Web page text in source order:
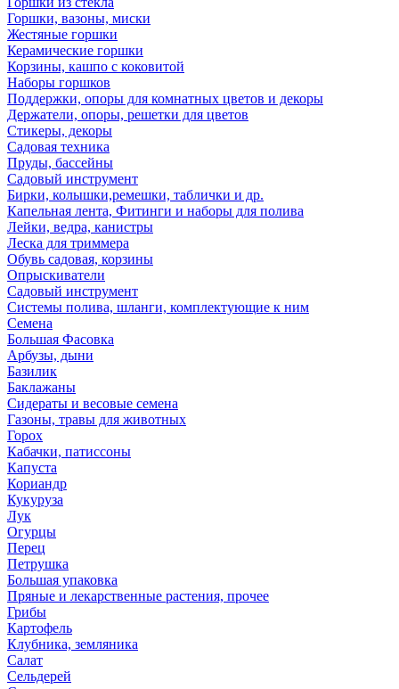
Горшки, вазоны, миски
Жестяные горшки
Керамические горшки
Корзины, кашпо с коковитой
Наборы горшков
Поддержки, опоры для комнатных цветов и декоры
Держатели, опоры, решетки для цветов
Стикеры, декоры
Садовая техника
Пруды, бассейны
Садовый инструмент
Бирки, колышки,ремешки, таблички и др.
Капельная лента, Фитинги и наборы для полива
Лейки, ведра, канистры
Леска для триммера
Обувь садовая, корзины
Опрыскиватели
Садовый инструмент
Системы полива, шланги, комплектующие к ним
Семена
Большая Фасовка
Арбузы, дыни
Базилик
Баклажаны
Сидераты и весовые семена
Газоны, травы для животных
Горох
Кабачки, патиссоны
Капуста
Кориандр
Кукуруза
Лук
Огурцы
Перец
Петрушка
Большая упаковка
Пряные и лекарственные растения, прочее
Грибы
Картофель
Клубника, земляника
Салат
Сельдерей